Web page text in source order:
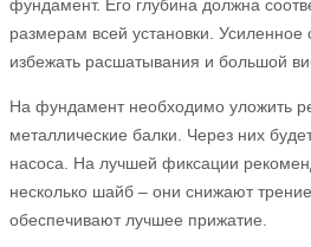
фундамент. Его глубина должна
размерам всей установки. Усиленное
избежать расшатывания и большой
На фундамент необходимо уложить
металлические балки. Через них
насоса. На лучшей фиксации
несколько шайб – они снижают
обеспечивают лучшее прижатие.